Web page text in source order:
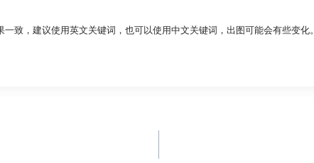
致，建议使用英文关键词，也可以使用中文关键词，出图可能会有些变化。